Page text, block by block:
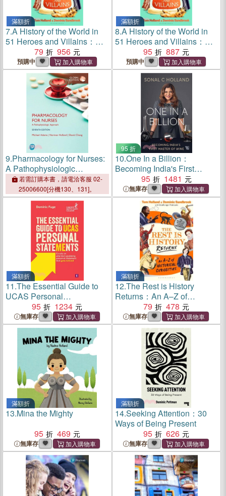
滿額折
7.A History of the World in
51 Heroes and Villains：
The rip-roaring new book
from the hosts of The Rest is
History
79 956
預購中
滿額折
8.A History of the World in
51 Heroes and Villains：
The rip-roaring new book
from the hosts of The Rest is
History
95 887
預購中
9.Pharmacology for Nurses:
A Pathophysiologic
Approach, Global Edition
若需訂購本書，請電洽客服 02-
25006600[分機130、131]。
95 折
10.One In a Billion：
Becoming India's First
Master of Wine
95 1481
無庫存
滿額折
11.The Essential Guide to
UCAS Personal
Statements：Create an
Attention-Grabbing Personal
Statement That Gets Noticed
95 1234
無庫存
滿額折
12.The Rest is History
Returns：An A–Z of
Historical Curiosities
79 478
無庫存
滿額折
13.Mina the Mighty
95
469
無庫存
滿額折
14.Seeking Attention：30
Ways of Being Present
95
626
無庫存